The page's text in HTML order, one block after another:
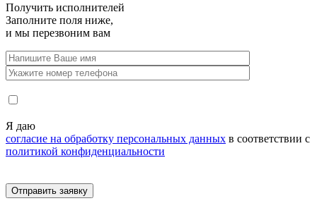
Получить исполнителей
Заполните поля ниже,
и мы перезвоним вам
Я даю
согласие на обработку персональных данных в соответствии с
политикой конфиденциальности